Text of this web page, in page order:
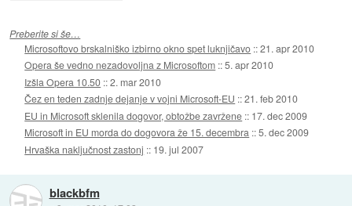
Preberite si še…
Microsoftovo brskalniško izbirno okno spet luknjičavo ::21. apr 2010
Opera še vedno nezadovoljna z Microsoftom ::5. apr 2010
Izšla Opera 10.50 ::2. mar 2010
Čez en teden zadnje dejanje v vojni Microsoft-EU ::21. feb 2010
EU in Microsoft sklenila dogovor, obtožbe zavržene :: 17. dec 2009
Microsoft in EU morda do dogovora že 15. decembra ::5. dec 2009
Hrvaška naključnost zastonj :: 19. jul 2007
blackbfm